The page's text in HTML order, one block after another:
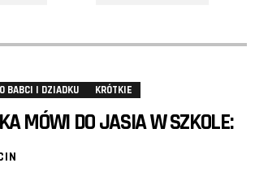
BABCI I DZIADKU KRÓTKIE
MÓWI DO JASIA W SZKOLE: